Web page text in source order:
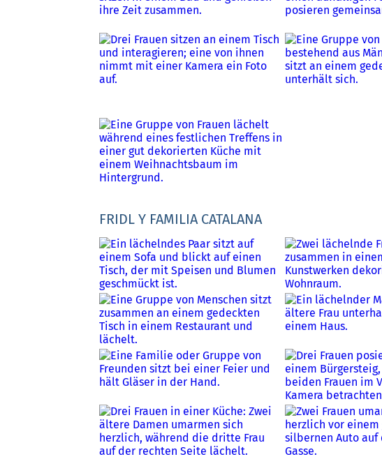
FRIDL Y FAMILIA CATALANA